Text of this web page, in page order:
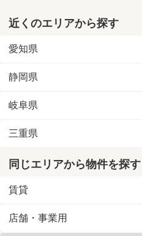
近くのエリアから探す
愛知県
静岡県
岐阜県
三重県
同じエリアから物件を探す
賃貸
店舗・事業用